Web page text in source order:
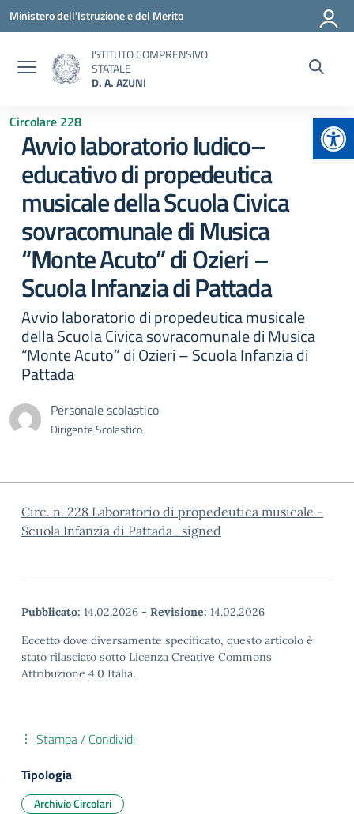
Vai ai contenuti
Vai al menu di navigazione
Vai al footer
Ministero dell'Istruzione e del Merito
ISTITUTO COMPRENSIVO
STATALE
D. A. AZUNI
Circolare 228
Avvio laboratorio ludico–
educativo di propedeutica
musicale della Scuola Civica
sovracomunale di Musica
“Monte Acuto” di Ozieri –
Scuola Infanzia di Pattada
Avvio laboratorio di propedeutica musicale
della Scuola Civica sovracomunale di Musica
“Monte Acuto” di Ozieri – Scuola Infanzia di
Pattada
Personale scolastico
Dirigente Scolastico
Circ. n. 228 Laboratorio di propedeutica musicale -
Scuola Infanzia di Pattada_signed
Pubblicato: 14.02.2026 - Revisione: 14.02.2026
Eccetto dove diversamente specificato, questo articolo è
stato rilasciato sotto Licenza Creative Commons
Attribuzione 4.0 Italia.
Stampa / Condividi
Tipologia
Archivio Circolari